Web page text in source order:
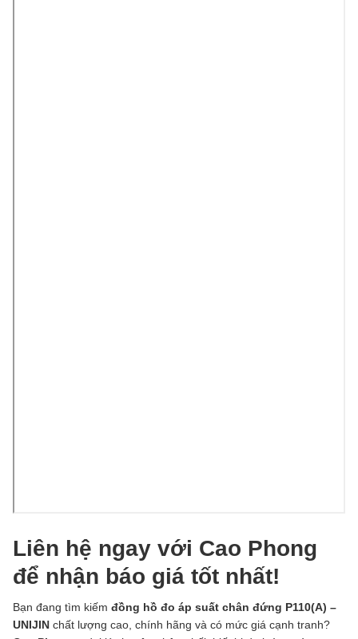
Liên hệ ngay với Cao Phong
để nhận báo giá tốt nhất!
Bạn đang tìm kiếm đồng hồ đo áp suất chân đứng P110(A) –
UNIJIN chất lượng cao, chính hãng và có mức giá cạnh tranh?